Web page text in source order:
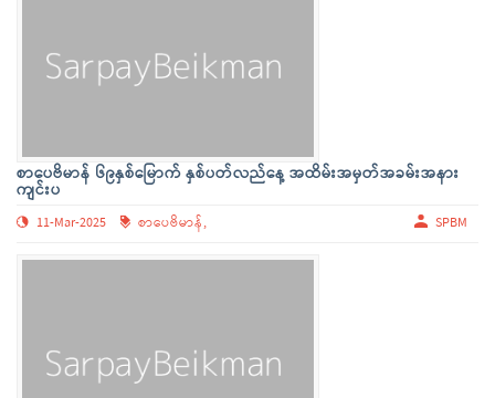
စာပေဗိမာန် ၆၉နှစ်မြောက် နှစ်ပတ်လည်နေ့ အထိမ်းအမှတ်အခမ်းအနား
ကျင်းပ
11-Mar-2025 စာပေဗိမာန်, SPBM